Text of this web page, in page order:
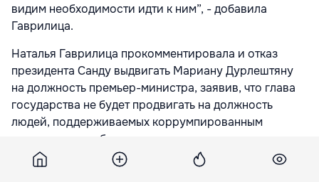
видим необходимости идти к ним”, - добавила
Гаврилица.
Наталья Гаврилица прокомментировала и отказ
президента Санду выдвигать Мариану Дурлештяну
на должность премьер-министра, заявив, что глава
государства не будет продвигать на должность
людей, поддерживаемых коррумпированным
парламентским большинством.
,,Социалисты, вместе с депутатами от Партии ,,Шор”